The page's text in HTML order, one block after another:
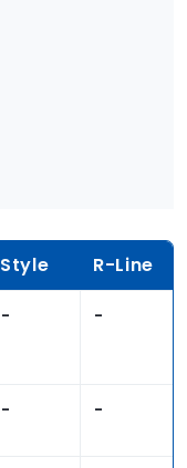
Style R-Line
- -
- -